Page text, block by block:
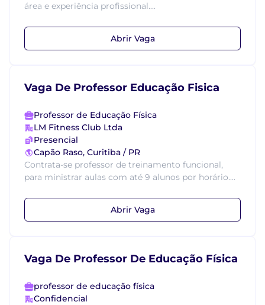
área e experiência profissional....
Abrir Vaga
Vaga De Professor Educação Fisica
Professor de Educação Física
LM Fitness Club Ltda
Presencial
Capão Raso, Curitiba / PR
Contrata-se professor de treinamento funcional,
para ministrar aulas com até 9 alunos por horário....
Abrir Vaga
Vaga De Professor De Educação Física
professor de educação física
Confidencial